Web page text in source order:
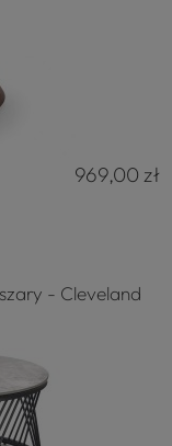
969,00 zł
- Cleveland